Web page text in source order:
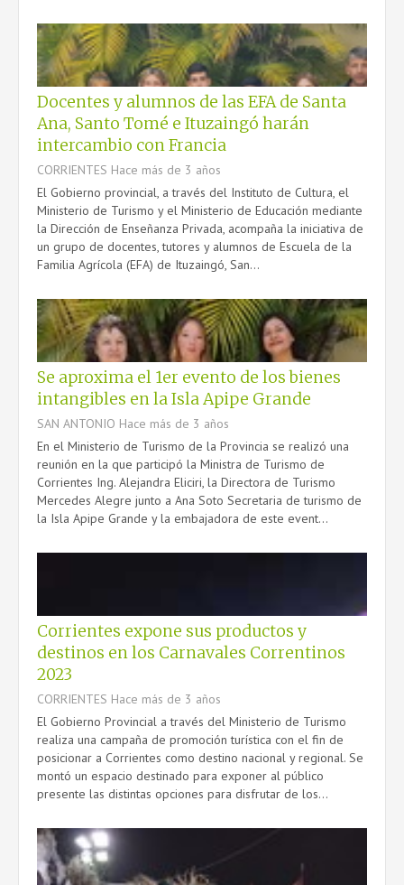
Docentes y alumnos de las EFA de Santa
Ana, Santo Tomé e Ituzaingó harán
intercambio con Francia
CORRIENTES Hace más de 3 años
El Gobierno provincial, a través del Instituto de Cultura, el
Ministerio de Turismo y el Ministerio de Educación mediante
la Dirección de Enseñanza Privada, acompaña la iniciativa de
un grupo de docentes, tutores y alumnos de Escuela de la
Familia Agrícola (EFA) de Ituzaingó, San...
Se aproxima el 1er evento de los bienes
intangibles en la Isla Apipe Grande
SAN ANTONIO Hace más de 3 años
En el Ministerio de Turismo de la Provincia se realizó una
reunión en la que participó la Ministra de Turismo de
Corrientes Ing. Alejandra Eliciri, la Directora de Turismo
Mercedes Alegre junto a Ana Soto Secretaria de turismo de
la Isla Apipe Grande y la embajadora de este event...
Corrientes expone sus productos y
destinos en los Carnavales Correntinos
2023
CORRIENTES Hace más de 3 años
El Gobierno Provincial a través del Ministerio de Turismo
realiza una campaña de promoción turística con el fin de
posicionar a Corrientes como destino nacional y regional. Se
montó un espacio destinado para exponer al público
presente las distintas opciones para disfrutar de los...